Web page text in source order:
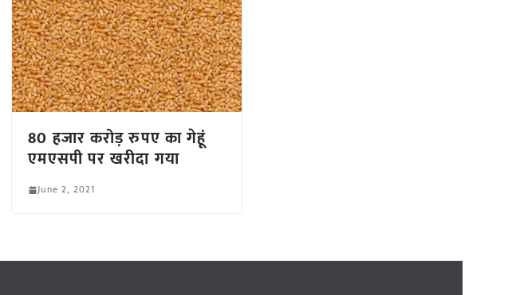
80 हजार करोड़ रुपए का गेहूं
एमएसपी पर खरीदा गया
June 2, 2021